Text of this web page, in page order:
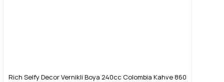
Rich Selfy Decor Vernikli Boya 240cc Colombia Kahve 860